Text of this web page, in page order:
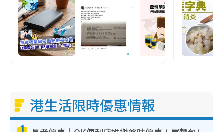
港生活限時優惠情報
1